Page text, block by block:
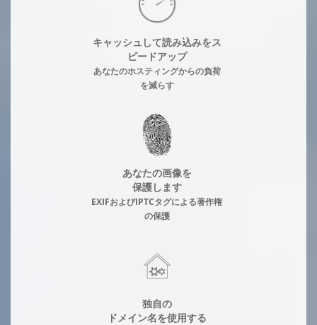
キャッシュして読み込みをス
ピードアップ
あなたのホスティングからの負荷
を減らす
あなたの画像を
保護します
EXIFおよびIPTCタグによる著作権
の保護
独自の
ドメイン名を使用する